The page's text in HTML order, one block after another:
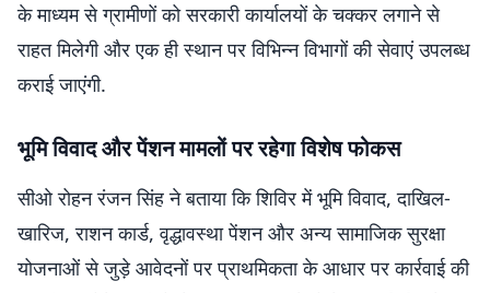
के माध्यम से ग्रामीणों को सरकारी कार्यालयों के चक्कर लगाने से
राहत मिलेगी और एक ही स्थान पर विभिन्न विभागों की सेवाएं उपलब्ध
कराई जाएंगी.
भूमि विवाद और पेंशन मामलों पर रहेगा विशेष फोकस
सीओ रोहन रंजन सिंह ने बताया कि शिविर में भूमि विवाद, दाखिल-
खारिज, राशन कार्ड, वृद्धावस्था पेंशन और अन्य सामाजिक सुरक्षा
योजनाओं से जुड़े आवेदनों पर प्राथमिकता के आधार पर कार्रवाई की